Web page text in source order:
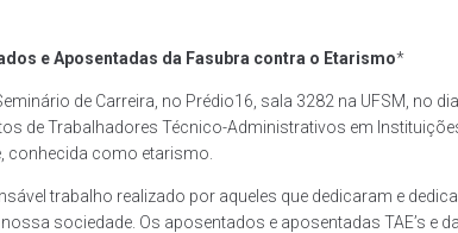
e Aposentadas da Fasubra contra o Etarismo*
de Carreira, no Prédio16, sala 3282 na UFSM,
de Trabalhadores Técnico-Administrativos em
conhecida como etarismo.
trabalho realizado por aqueles que dedicaram e
sociedade. Os aposentados e aposentadas TAE’s